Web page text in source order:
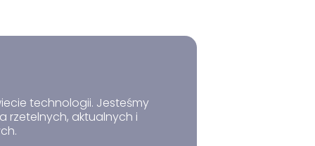
technologii. Jesteśmy
rzetelnych, aktualnych i